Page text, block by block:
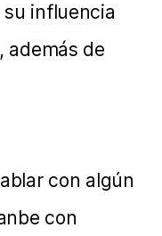
su influencia
además de
con algún
con